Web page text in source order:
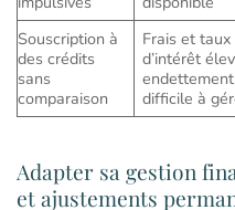
Souscription à
des crédits
sans
comparaison
Frais et taux
d’intérêt
endettement
difficile à
Adapter sa gestion
et ajustements